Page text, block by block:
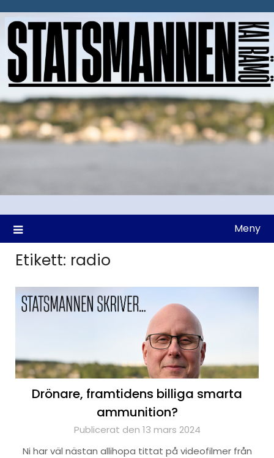
till
Meny
Etikett: radio
Drönare, framtidens billiga smarta
ammunition?
Publicerat den 13 mars 2024
Ni har väl nästan allihopa tittat på videofilmer från